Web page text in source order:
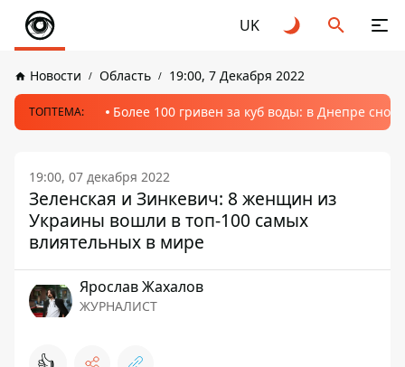
UK
Новости Область 19:00, 7 Декабря 2022
ТОПТЕМА: Более 100 гривен за куб воды: в Днепре
19:00, 07 декабря 2022
Зеленская и Зинкевич: 8 женщин из
Украины вошли в топ-100 самых
влиятельных в мире
Ярослав Жахалов
ЖУРНАЛИСТ